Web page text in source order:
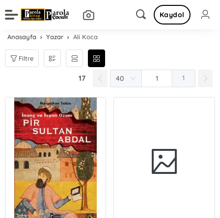
Kaydol
Anasayfa Yazar Ali Koca
Filtre
17 1